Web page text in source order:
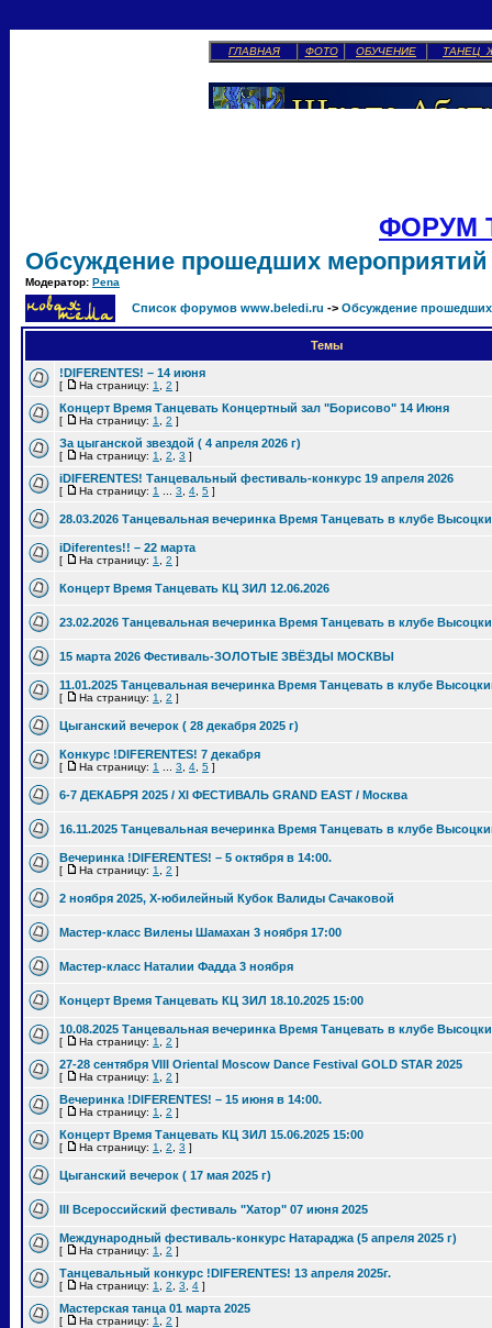
ГЛАВНАЯ ФОТО ОБУЧЕНИЕ ТАНЕЦ
ФОРУМ
Обсуждение прошедших мероприятий
Модератор: Pena
Список форумов www.beledi.ru -> Обсуждение
Темы
!DIFERENTES! – 14 июня
[ На страницу: 1 2 ]
Концерт Время Танцевать Концертный зал "Борисово" 14 Июня
[ На страницу: 1 2 ]
За цыганской звездой ( 4 апреля 2026 г)
[ На страницу: 1 2 3 ]
iDIFERENTES! Танцевальный фестиваль-конкурс 19 апреля 2026
[ На страницу: 1 3 4 5 ]
28.03.2026 Танцевальная вечеринка Время Танцевать в клубе
iDiferentes!! – 22 марта
[ На страницу: 1 2 ]
Концерт Время Танцевать КЦ ЗИЛ 12.06.2026
23.02.2026 Танцевальная вечеринка Время Танцевать в клубе
15 марта 2026 Фестиваль-ЗОЛОТЫЕ ЗВЁЗДЫ МОСКВЫ
11.01.2025 Танцевальная вечеринка Время Танцевать в клубе
[ На страницу: 1 2 ]
Цыганский вечерок ( 28 декабря 2025 г)
Конкурс !DIFERENTES! 7 декабря
[ На страницу: 1 3 4 5 ]
6-7 ДЕКАБРЯ 2025 / XI ФЕСТИВАЛЬ GRAND EAST / Москва
16.11.2025 Танцевальная вечеринка Время Танцевать в клубе
Вечеринка !DIFERENTES! – 5 октября в 14:00.
[ На страницу: 1 2 ]
2 ноября 2025, Х-юбилейный Кубок Валиды Сачаковой
Мастер-класс Вилены Шамахан 3 ноября 17:00
Мастер-класс Наталии Фадда 3 ноября
Концерт Время Танцевать КЦ ЗИЛ 18.10.2025 15:00
10.08.2025 Танцевальная вечеринка Время Танцевать в клубе
[ На страницу: 1 2 ]
27-28 сентября VIII Oriental Moscow Dance Festival GOLD STAR 2025
[ На страницу: 1 2 ]
Вечеринка !DIFERENTES! – 15 июня в 14:00.
[ На страницу: 1 2 ]
Концерт Время Танцевать КЦ ЗИЛ 15.06.2025 15:00
[ На страницу: 1 2 3 ]
Цыганский вечерок ( 17 мая 2025 г)
III Всероссийский фестиваль "Хатор" 07 июня 2025
Международный фестиваль-конкурс Натараджа (5 апреля 2025 г)
[ На страницу: 1 2 ]
Танцевальный конкурс !DIFERENTES! 13 апреля 2025г.
[ На страницу: 1 2 3 4 ]
Мастерская танца 01 марта 2025
[ На страницу: 1 2 ]